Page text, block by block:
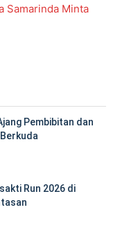
Samarinda Minta
Pembibitan dan
Run 2026 di